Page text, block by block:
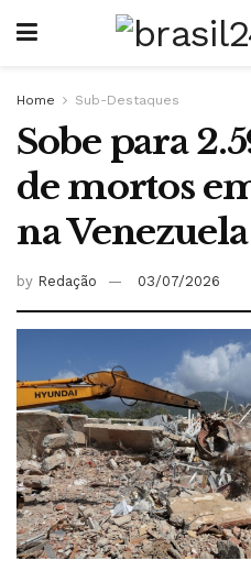
Home Sub-Destaques
Sobe para
de mortos
na Venezuela
by Redação 03/07/2026